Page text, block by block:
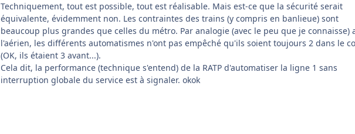
Techniquement, tout est possible, tout est réalisable. Mais est-ce que la sécurité serait
équivalente, évidemment non. Les contraintes des trains (y compris en banlieue) sont
beaucoup plus grandes que celles du métro. Par analogie (avec le peu que je connaisse)
l'aérien, les différents automatismes n'ont pas empêché qu'ils soient toujours 2 dans le
(OK, ils étaient 3 avant...).
Cela dit, la performance (technique s'entend) de la RATP d'automatiser la ligne 1 sans
interruption globale du service est à signaler. okok